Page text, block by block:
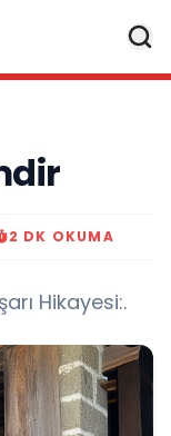
2 DK OKUMA
Hikayesi:.